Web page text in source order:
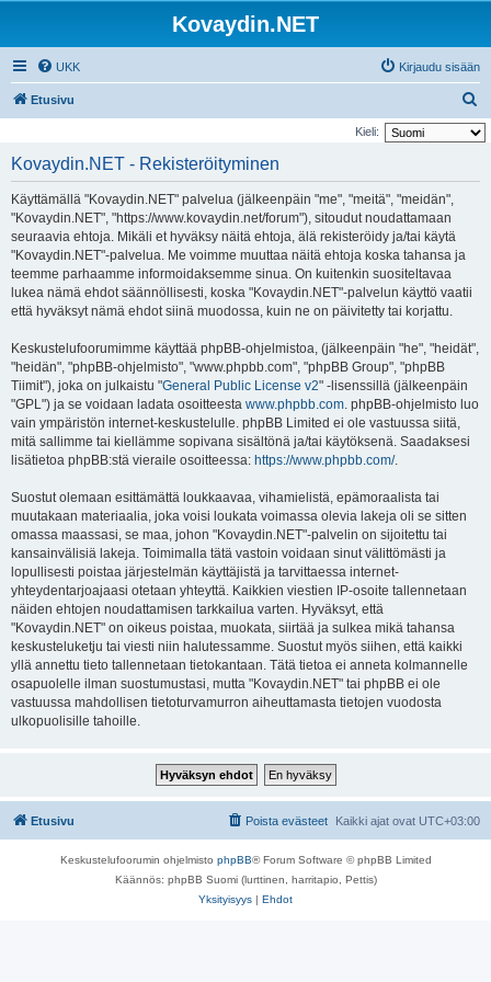
Kovaydin.NET
UKK Kirjaudu sisään
Etusivu
t
Kieli:
Kovaydin.NET - Rekisteröityminen
Käyttämällä "Kovaydin.NET" palvelua (jälkeenpäin "me", "meitä", "meidän",
"Kovaydin.NET", "https://www.kovaydin.net/forum"), sitoudut noudattamaan
seuraavia ehtoja. Mikäli et hyväksy näitä ehtoja, älä rekisteröidy ja/tai käytä
"Kovaydin.NET"-palvelua. Me voimme muuttaa näitä ehtoja koska tahansa ja
teemme parhaamme informoidaksemme sinua. On kuitenkin suositeltavaa
lukea nämä ehdot säännöllisesti, koska "Kovaydin.NET"-palvelun käyttö vaatii
että hyväksyt nämä ehdot siinä muodossa, kuin ne on päivitetty tai korjattu.
Keskustelufoorumimme käyttää phpBB-ohjelmistoa, (jälkeenpäin "he", "heidät",
"heidän", "phpBB-ohjelmisto", "www.phpbb.com", "phpBB Group", "phpBB
Tiimit"), joka on julkaistu "General Public License v2" -lisenssillä (jälkeenpäin
"GPL") ja se voidaan ladata osoitteesta www.phpbb.com. phpBB-ohjelmisto luo
vain ympäristön internet-keskustelulle. phpBB Limited ei ole vastuussa siitä,
mitä sallimme tai kiellämme sopivana sisältönä ja/tai käytöksenä. Saadaksesi
lisätietoa phpBB:stä vieraile osoitteessa: https://www.phpbb.com/.
Suostut olemaan esittämättä loukkaavaa, vihamielistä, epämoraalista tai
muutakaan materiaalia, joka voisi loukata voimassa olevia lakeja oli se sitten
omassa maassasi, se maa, johon "Kovaydin.NET"-palvelin on sijoitettu tai
kansainvälisiä lakeja. Toimimalla tätä vastoin voidaan sinut välittömästi ja
lopullisesti poistaa järjestelmän käyttäjistä ja tarvittaessa internet-
yhteydentarjoajaasi otetaan yhteyttä. Kaikkien viestien IP-osoite tallennetaan
näiden ehtojen noudattamisen tarkkailua varten. Hyväksyt, että
"Kovaydin.NET" on oikeus poistaa, muokata, siirtää ja sulkea mikä tahansa
keskusteluketju tai viesti niin halutessamme. Suostut myös siihen, että kaikki
yllä annettu tieto tallennetaan tietokantaan. Tätä tietoa ei anneta kolmannelle
osapuolelle ilman suostumustasi, mutta "Kovaydin.NET" tai phpBB ei ole
vastuussa mahdollisen tietoturvamurron aiheuttamasta tietojen vuodosta
ulkopuolisille tahoille.
Etusivu Kaikki ajat ovat UTC+03:00
Poista evästeet
Keskustelufoorumin ohjelmisto phpBB® Forum Software © phpBB Limited
Käännös: phpBB Suomi (lurttinen, harritapio, Pettis)
Yksityisyys | Ehdot